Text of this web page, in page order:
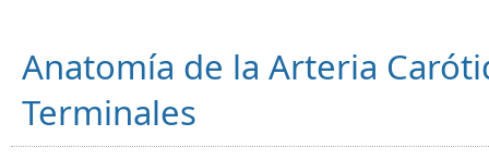
Anatomía de la Arteria
Terminales